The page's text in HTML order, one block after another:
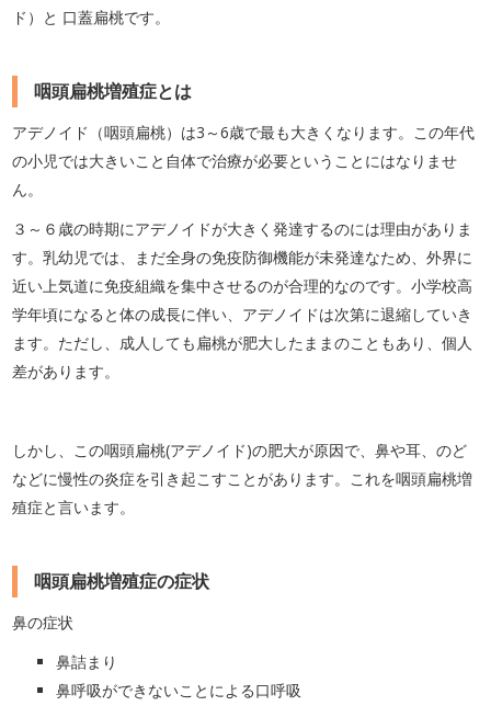
ド）と 口蓋扁桃です。
咽頭扁桃増殖症とは
アデノイド（咽頭扁桃）は3～6歳で最も大きくなります。この年代
の小児では大きいこと自体で治療が必要ということにはなりませ
ん。
３～６歳の時期にアデノイドが大きく発達するのには理由がありま
す。乳幼児では、まだ全身の免疫防御機能が未発達なため、外界に
近い上気道に免疫組織を集中させるのが合理的なのです。小学校高
学年頃になると体の成長に伴い、アデノイドは次第に退縮していき
ます。ただし、成人しても扁桃が肥大したままのこともあり、個人
差があります。
しかし、この咽頭扁桃(アデノイド)の肥大が原因で、鼻や耳、のど
などに慢性の炎症を引き起こすことがあります。これを咽頭扁桃増
殖症と言います。
咽頭扁桃増殖症の症状
鼻の症状
鼻詰まり
鼻呼吸ができないことによる口呼吸